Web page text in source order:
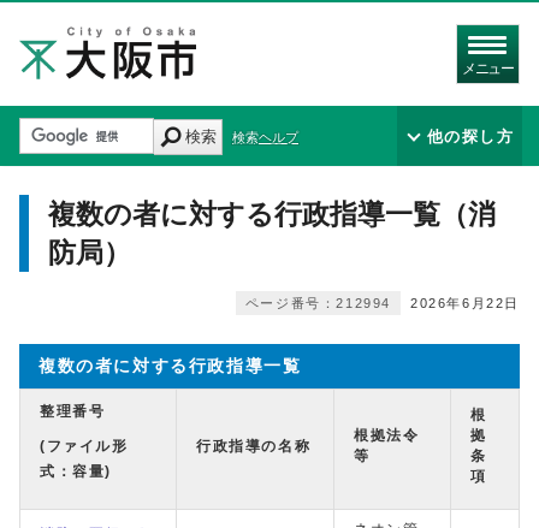
メニュー
検索 検索ヘルプ 他の探し方
複数の者に対する行政指導一覧（消
防局）
2026年6月22日
ページ番号：212994
複数の者に対する行政指導一覧
整理番号
(ファイル形
式：容量)
行政指導の名称
根拠法令
等
根
拠
条
項